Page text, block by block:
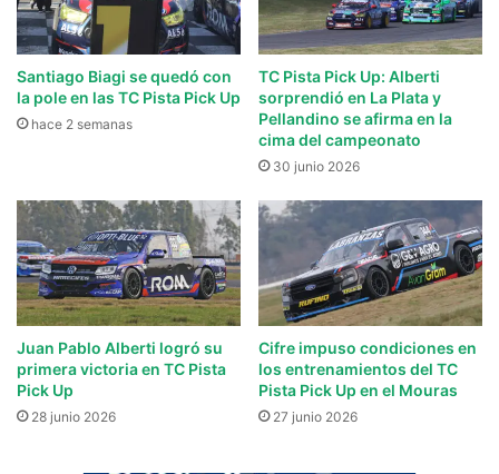
Santiago Biagi se quedó con
la pole en las TC Pista Pick Up
hace 2 semanas
TC Pista Pick Up: Alberti
sorprendió en La Plata y
Pellandino se afirma en la
cima del campeonato
30 junio 2026
Juan Pablo Alberti logró su
primera victoria en TC Pista
Pick Up
28 junio 2026
Cifre impuso condiciones en
los entrenamientos del TC
Pista Pick Up en el Mouras
27 junio 2026